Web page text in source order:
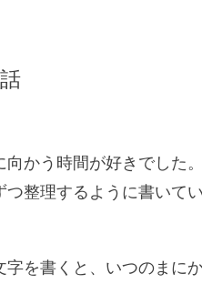
かう時間が好きでした
整理するように書いて
を書くと、いつのまに